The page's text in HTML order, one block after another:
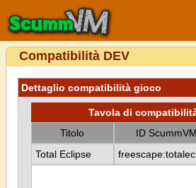
Compatibilità DEV
Dettaglio compatibilità gioco
Tavola di
Titolo
ID ScummVM
Total Eclipse